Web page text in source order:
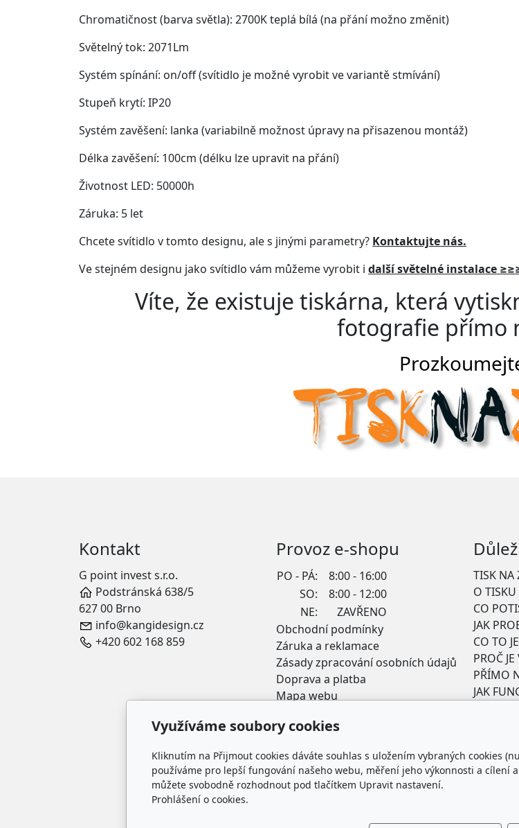
Chromatičnost (barva světla): 2700K teplá bílá (na přání možno změnit)
Světelný tok: 2071Lm
Systém spínání: on/off (svítidlo je možné vyrobit ve variantě stmívání)
Stupeň krytí: IP20
Systém zavěšení: lanka (variabilně možnost úpravy na přisazenou montáž)
Délka zavěšení: 100cm (délku lze upravit na přání)
Životnost LED: 50000h
Záruka: 5 let
Chcete svítidlo v tomto designu, ale s jinými parametry? Kontaktujte nás.
Ve stejném designu jako svítidlo vám můžeme vyrobit i další světelné instalace
Víte, že existuje tiskárna, která
fotografie přímo
Kontakt
G point invest s.r.o.
Podstránská 638/5
627 00 Brno
info@kangidesign.cz
+420 602 168 859
Provoz e-shopu
PO - PÁ:
8:00 - 16:00
SO:
8:00 - 12:00
NE:
ZAVŘENO
Obchodní podmínky
Záruka a reklamace
Zásady zpracování osobních údajů
Doprava a platba
Mapa webu
TISK NA
O
CO
JAK
CO TO
PROČ
PŘÍMO
JAK
Využíváme soubory cookies
Kliknutím na Přijmout cookies dáváte souhlas s uložením vybraných cookies
používáme pro lepší fungování našeho webu, měření jeho výkonnosti a cílení
můžete svobodně rozhodnout pod tlačítkem Upravit nastavení.
Prohlášení o cookies.